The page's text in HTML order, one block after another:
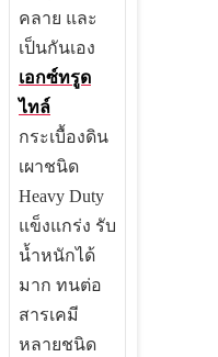
คลาย และ
เป็นกันเอง
เอกซ์ทรูด
ไทล์
กระเบื้องดิน
เผาชนิด
Heavy Duty
แข็งแกร่ง รับ
น้ำหนักได้
มาก ทนต่อ
สารเคมี
หลายชนิด